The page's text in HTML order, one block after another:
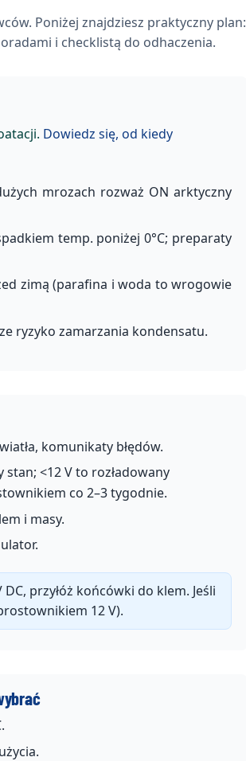
Poniżej znajdziesz praktyczny plan:
i checklistą do odhaczenia.
Dowiedz się, od kiedy
mrozach rozważ ON arktyczny
temp. poniżej 0°C; preparaty
zimą (parafina i woda to wrogowie
ryzyko zamarzania kondensatu.
komunikaty błędów.
<12 V to rozładowany
co 2–3 tygodnie.
i masy.
przyłóż końcówki do klem. Jeśli
12 V).